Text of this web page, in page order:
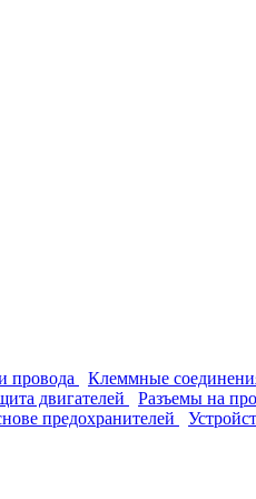
провода Клеммные
двигателей Разъемы на
предохранителей